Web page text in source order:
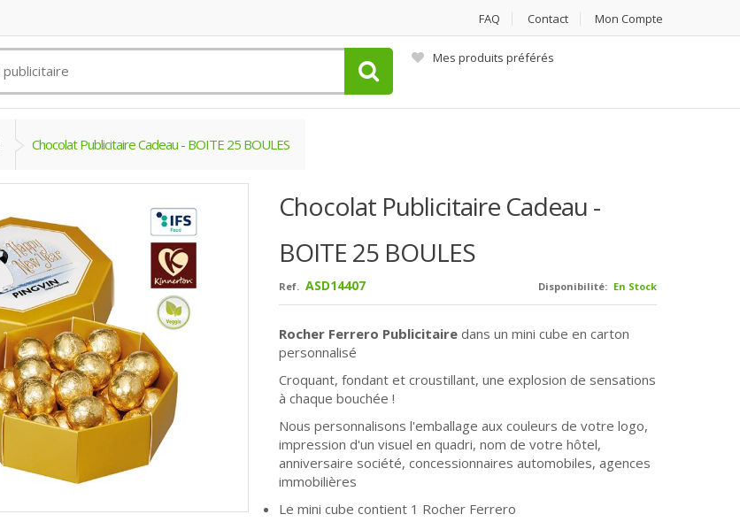
FAQ Contact Mon Compte
Mes produits préférés
Chocolat Publicitaire Cadeau - BOITE 25 BOULES
Chocolat Publicitaire Cadeau -
BOITE 25 BOULES
Disponibilité: En Stock
Ref. ASD14407
Rocher Ferrero Publicitairedans un mini cube en carton
personnalisé
Croquant, fondant et croustillant, une explosion de sensations
à chaque bouchée !
Nous personnalisons l'emballage aux couleurs de votre logo,
impression d'un visuel en quadri, nom de votre hôtel,
anniversaire société, concessionnaires automobiles, agences
immobilières
Le mini cube contient 1 Rocher Ferrero